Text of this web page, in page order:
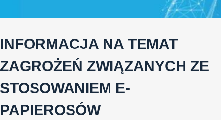
INFORMACJA NA TEMAT
ZAGROŻEŃ ZWIĄZANYCH ZE
STOSOWANIEM E-
PAPIEROSÓW